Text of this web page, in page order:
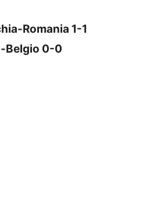
Romania 1-1
Belgio 0-0